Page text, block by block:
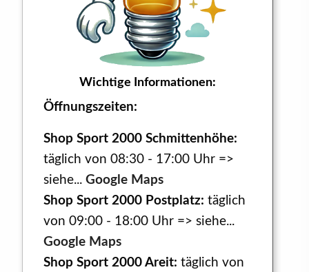
Wichtige Informationen:
Öffnungszeiten:
Shop Sport 2000 Schmittenhöhe:
täglich von 08:30 - 17:00 Uhr =>
siehe...Google Maps
Shop Sport 2000 Postplatz: täglich
von 09:00 - 18:00 Uhr => siehe...
Google Maps
Shop Sport 2000 Areit: täglich von